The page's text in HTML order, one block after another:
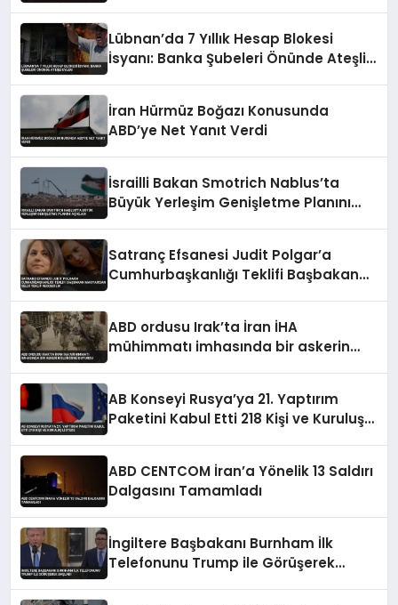
Lübnan’da 7 Yıllık Hesap Blokesi
İsyanı: Banka Şubeleri Önünde Ateşli
İran Hürmüz Boğazı Konusunda
ABD’ye Net Yanıt Verdi
İsrailli Bakan Smotrich Nablus’ta
Büyük Yerleşim Genişletme Planını
Satranç Efsanesi Judit Polgar’a
Cumhurbaşkanlığı Teklifi Başbakan
ABD ordusu Irak’ta İran İHA
mühimmatı imhasında bir askerin
AB Konseyi Rusya’ya 21. Yaptırım
Paketini Kabul Etti 218 Kişi ve Kuruluş
ABD CENTCOM İran’a Yönelik 13 Saldırı
Dalgasını Tamamladı
İngiltere Başbakanı Burnham İlk
Telefonunu Trump ile Görüşerek